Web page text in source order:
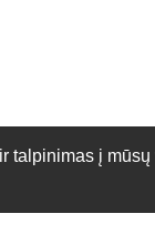
talpinimas į